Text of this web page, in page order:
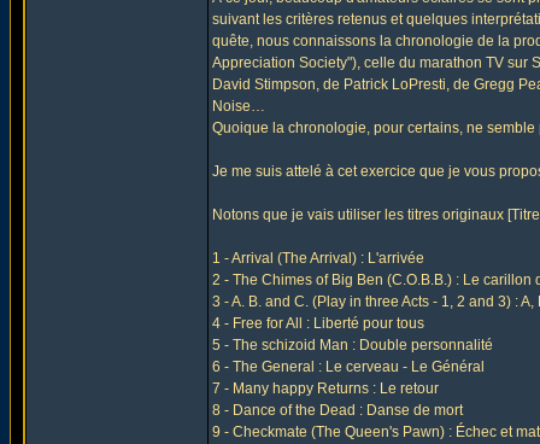
suivant les critères retenus et quelques
quête, nous connaissons la chronologie de la
Appreciation Society"), celle du marathon TV sur
David Stimpson, de Patrick LoPresti, de Gregg
Noise…
Quoique la chronologie, pour certains, ne
Je me suis attelé à cet exercice que je vous
Notons que je vais utiliser les titres originaux
1 - Arrival (The Arrival) : L'arrivée
2 - The Chimes of Big Ben (C.O.B.B.) : Le carillon
3 - A. B. and C. (Play in three Acts - 1, 2 and 3) : A,
4 - Free for All : Liberté pour tous
5 - The schizoid Man : Double personnalité
6 - The General : Le cerveau - Le Général
7 - Many happy Returns : Le retour
8 - Dance of the Dead : Danse de mort
9 - Checkmate (The Queen's Pawn) : Échec et mat